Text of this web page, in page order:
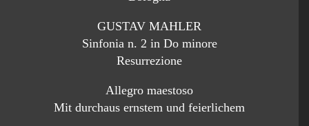
GUSTAV MAHLER
Sinfonia n. 2 in Do minore
Resurrezione
Allegro maestoso
Mit durchaus ernstem und feierlichem